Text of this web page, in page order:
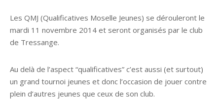
Les QMJ (Qualificatives Moselle Jeunes) se dérouleront le
mardi 11 novembre 2014 et seront organisés par le club
de Tressange.
Au delà de l’aspect “qualificatives” c’est aussi (et surtout)
un grand tournoi jeunes et donc l’occasion de jouer contre
plein d’autres jeunes que ceux de son club.